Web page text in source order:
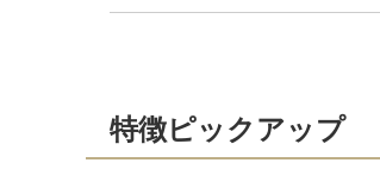
特徴ピックアップ